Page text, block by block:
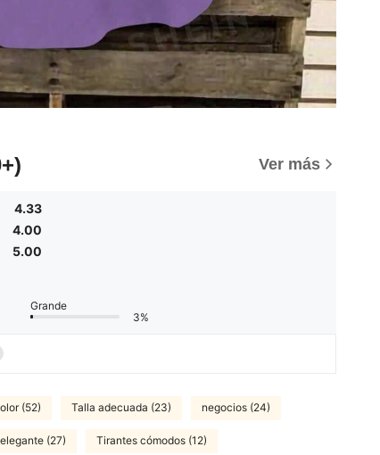
Ver más
4.33
4.00
5.00
Grande
3%
(52) Talla adecuada (23) negocios (24)
elegante (27) Tirantes cómodos (12)